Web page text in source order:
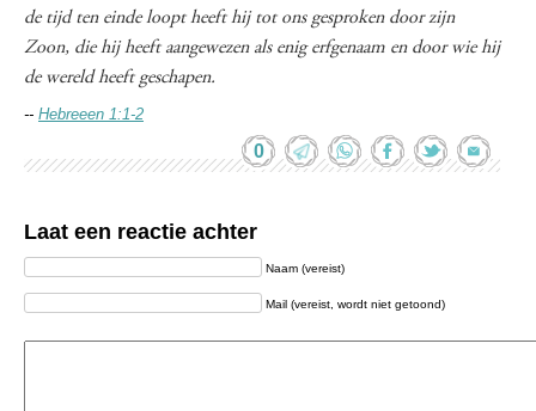
de tijd ten einde loopt heeft hij tot ons gesproken door zijn
Zoon, die hij heeft aangewezen als enig erfgenaam en door wie hij
de wereld heeft geschapen.
-- Hebreeen 1:1-2
0
Laat een reactie achter
Naam (vereist)
Mail (vereist, wordt niet getoond)